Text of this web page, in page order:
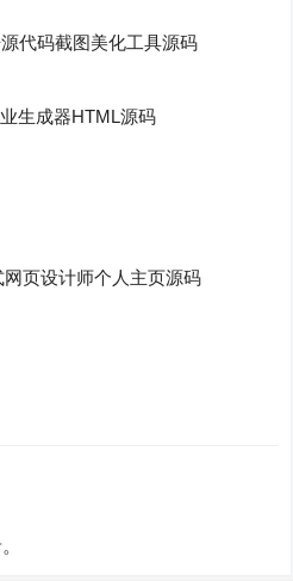
代码截图美化工具源码
生成器HTML源码
网页设计师个人主页源码
。